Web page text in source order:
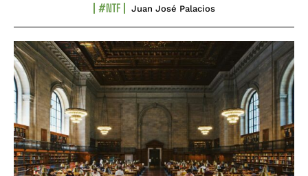
#NTF Juan José Palacios